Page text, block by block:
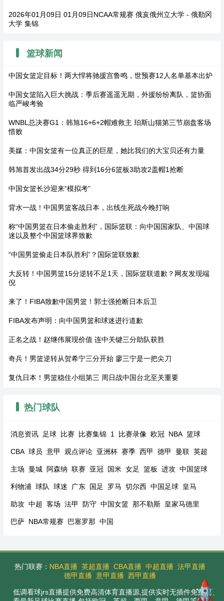
2026年01月09日 01月09日NCAA常规赛 俄亥俄州立大学 - 俄勒冈
大学 集锦
篮球新闻
中国女篮定目标！两大悍将驰援宫鲁鸣，世预赛12人名单基本出炉
中国女篮陷入巨大挑战：季后赛遥遥无期，外援纷纷离队，篮协面
临严峻考验
WNBL总决赛G1：韩旭16+6+2帽难救主 珀斯山猫第三节崩盘客场
惜败
美媒：中国女篮有一位真正的巨星，她比我们的大宝贝还有力量
韩旭首发出战34分29秒 得到16分6篮板3助攻2盖帽1抢断
中国女篮长沙迎来“模拟考”
背水一战！中国男篮客战日本，出线生死战今晚打响
称“中国男篮在日本偷走胜利”，国际篮联：向中国国家队、中国球
迷以及整个中国篮球界致歉
“中国男篮偷走日本队胜利”？国际篮联致歉
大反转！中国男篮15分逆转不足1天，国际篮联道歉？网友发现端
倪
来了！FIBA致歉中国男篮！郭士强抢断日本后卫
FIBA发布声明：向中国男篮和球迷进行道歉
正名之战！赵继伟展现价值 连中关键三分助队获胜
奇兵！男篮逆转从贺希宁三分开始 廖三宁是一把尖刀
复仇日本！男篮稳住小组第三 周日战中国台北至关重要
热门球队
消息资讯 足球 比赛 比赛集锦 1 比赛录像 欧冠 NBA 篮球
CBA 球员 意甲 观点评论 亚洲杯 赛季 西甲 德甲 曼联 英超
主场 曼城 阿森纳 联赛 亚冠 国米 女足 篮板 进攻 中国篮球
利物浦 球队 球迷 广东 国足 罗马 切尔西 中国足球 皇马
助攻 中超 客场 法甲 防守 中国女篮 那不勒斯 皇家马德里
巴萨 NBA常规赛 巴塞罗那 中国
热门联赛： NBA直播 英超直播 CBA直播 中超直播 法甲直播
德甲直播 意甲直播 西甲直播
低调看球jrs直播提供免费高清体育直播源,提供实时无插件免费观